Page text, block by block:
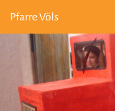
Pfarre Völs